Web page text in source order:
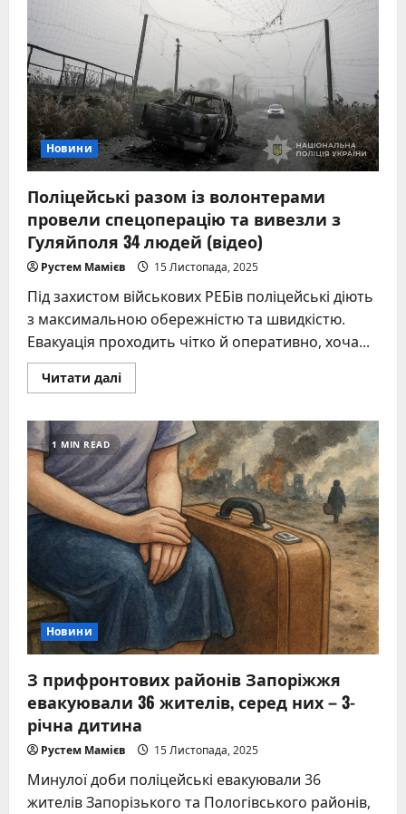
пориви
вітру
Новини
Поліцейські разом із волонтерами
провели спецоперацію та вивезли з
Гуляйполя 34 людей (відео)
Рустем Мамієв 15 Листопада, 2025
Під захистом військових РЕБів поліцейські діють
з максимальною обережністю та швидкістю.
Евакуація проходить чітко й оперативно, хоча...
Читати даліRead
more
разом
із
волонтерами
провели
спецоперацію
та
вивезли
з
Гуляйполя
34
людей
(відео)
1 MIN READ
Новини
З прифронтових районів Запоріжжя
евакуювали 36 жителів, серед них – 3-
річна дитина
Рустем Мамієв 15 Листопада, 2025
Минулої доби поліцейські евакуювали 36
жителів Запорізького та Пологівського районів,